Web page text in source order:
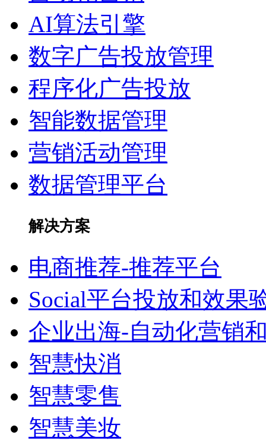
AI算法引擎
数字广告投放管理
程序化广告投放
智能数据管理
营销活动管理
数据管理平台
解决方案
电商推荐-推荐平台
Social平台投放和效果
企业出海-自动化营销
智慧快消
智慧零售
智慧美妆